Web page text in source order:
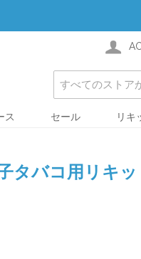
ス セール リキ
バコ用リキ